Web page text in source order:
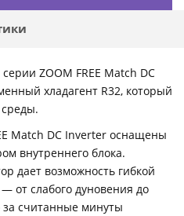
ZOOM FREE Match DC
хладагент R32, который
Match DC Inverter оснащены
внутреннего блока.
дает возможность гибкой
от слабого дуновения до
за считанные минуты